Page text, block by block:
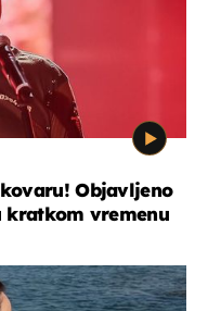
Objavljeno
kratkom vremenu